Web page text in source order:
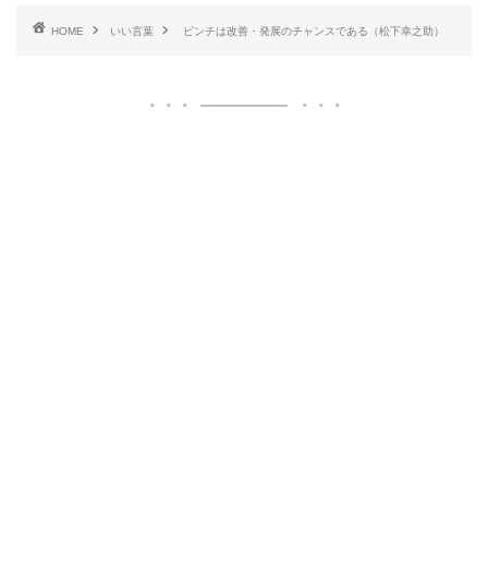
HOME いい言葉 ピンチは改善・発展のチャンスである（松下幸之助）